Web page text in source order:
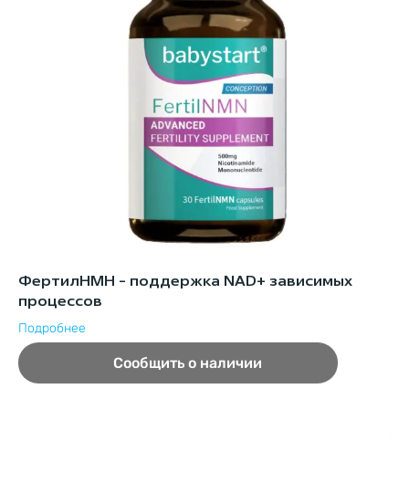
ФертилНМН - поддержка NAD+ зависимых
процессов
Подробнее
Сообщить о наличии